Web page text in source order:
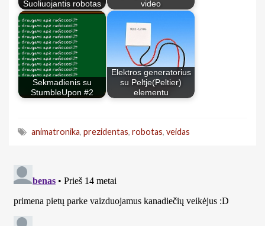
Šuoliuojantis robotas video
Sekmadienis su
StumbleUpon #2
Elektros generatorius
su Peltje(Peltier)
elementu
animatronika, prezidentas, robotas, veidas